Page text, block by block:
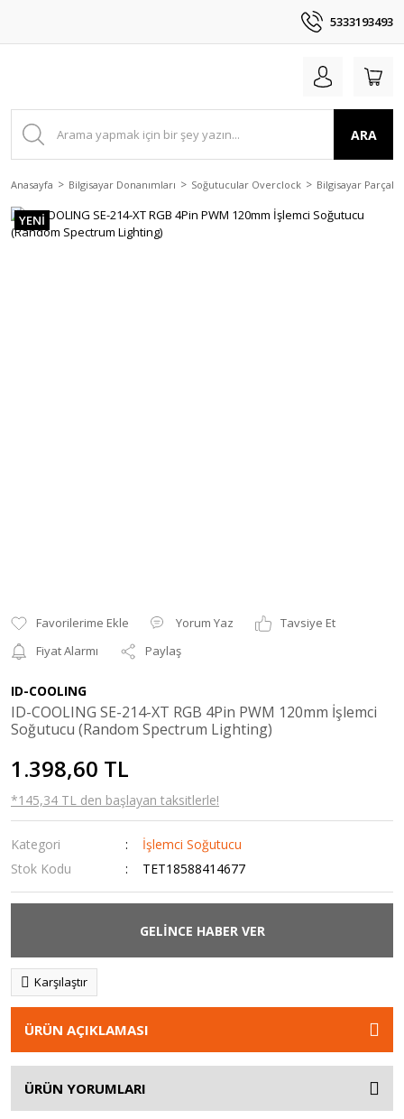
5333193493
ARA
Anasayfa Bilgisayar Donanımları Soğutucular Overclock Bilgisayar
YENİ
Yorum Yaz
Tavsiye Et
Fiyat Alarmı
Paylaş
ID-COOLING
ID-COOLING SE-214-XT RGB 4Pin PWM 120mm İşlemci
Soğutucu (Random Spectrum Lighting)
1.398,60 TL
*145,34 TL den başlayan taksitlerle!
Kategori
İşlemci Soğutucu
Stok Kodu
TET18588414677
GELİNCE HABER VER
Karşılaştır
ÜRÜN AÇIKLAMASI
ÜRÜN YORUMLARI